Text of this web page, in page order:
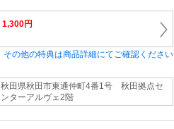
1,300円
その他の特典は商品詳細にてご確認ください
秋田県秋田市東通仲町4番1号 秋田拠点セ
ンターアルヴェ2階